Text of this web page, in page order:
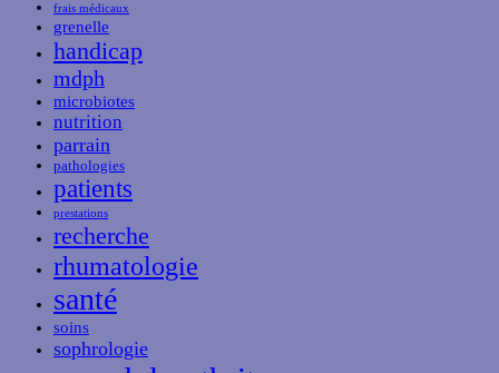
frais médicaux
grenelle
handicap
mdph
microbiotes
nutrition
parrain
pathologies
patients
prestations
recherche
rhumatologie
santé
soins
sophrologie